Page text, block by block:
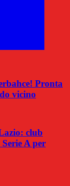
Pronta
vicino
club
A per